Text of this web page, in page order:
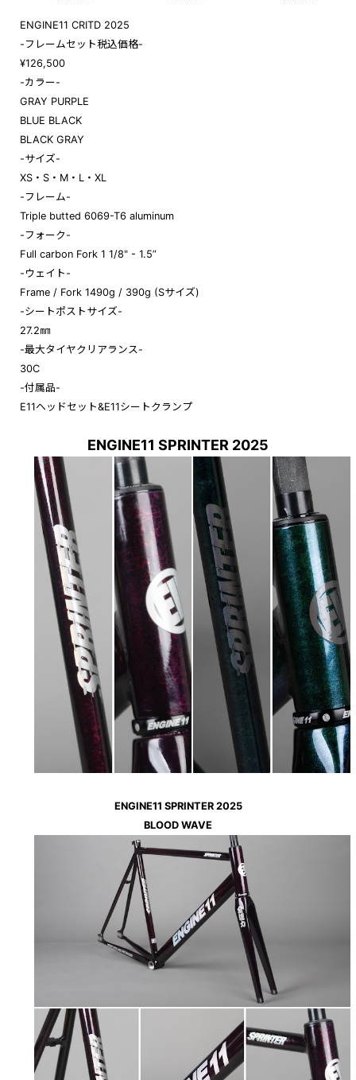
ENGINE11 CRITD 2025
-フレームセット税込価格-
¥126,500
-カラー-
GRAY PURPLE
BLUE BLACK
BLACK GRAY
-サイズ-
XS・S・M・L・XL
-フレーム-
Triple butted 6069-T6 aluminum
-フォーク-
Full carbon Fork 1 1/8" - 1.5”
-ウェイト-
Frame / Fork 1490g / 390g (Sサイズ)
-シートポストサイズ-
27.2㎜
-最大タイヤクリアランス-
30C
-付属品-
E11ヘッドセット&E11シートクランプ
ENGINE11 SPRINTER 2025
ENGINE11 SPRINTER 2025
BLOOD WAVE